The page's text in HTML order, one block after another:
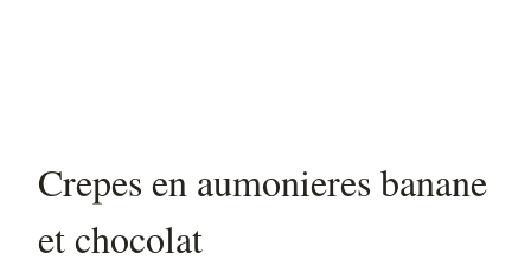
Crepes en aumonieres banane
et chocolat